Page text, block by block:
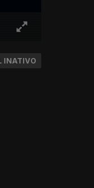
INATIVO